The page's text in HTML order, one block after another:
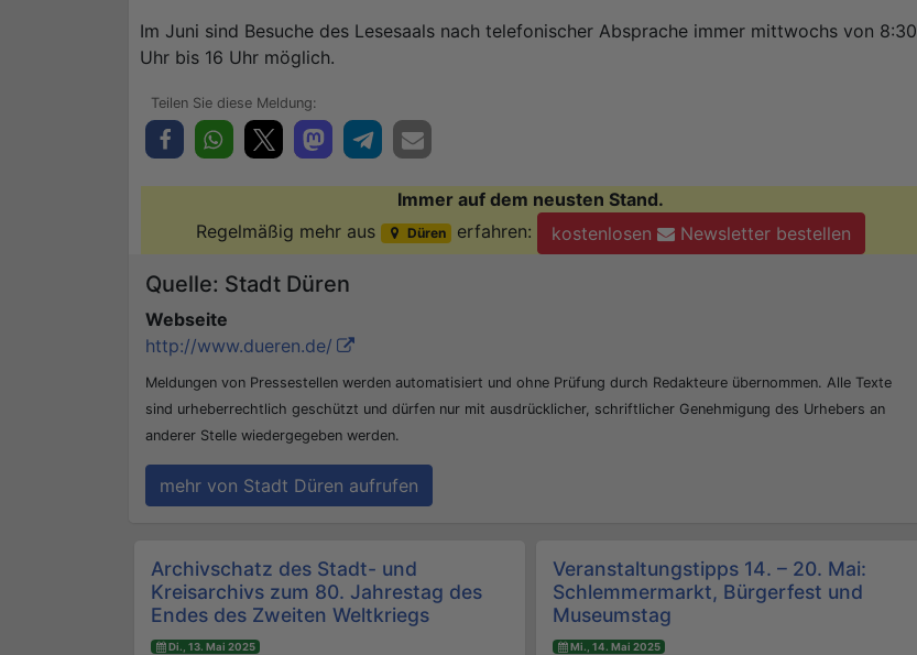
Im Juni sind Besuche des Lesesaals nach telefonischer Absprache immer mittwochs von 8:30
Uhr bis 16 Uhr möglich.
Immer auf dem neusten Stand.
Regelmäßig mehr aus
Düren erfahren: kostenlosen Newsletter bestellen
Quelle: Stadt Düren
Webseite
http://www.dueren.de/
Meldungen von Pressestellen werden automatisiert und ohne Prüfung durch Redakteure übernommen. Alle Texte
sind urheberrechtlich geschützt und dürfen nur mit ausdrücklicher, schriftlicher Genehmigung des Urhebers an
anderer Stelle wiedergegeben werden.
mehr von Stadt Düren aufrufen
Beitrags-Navigation
Archivschatz des Stadt- und
Kreisarchivs zum 80. Jahrestag des
Endes des Zweiten Weltkriegs
Di., 13. Mai 2025
Veranstaltungstipps 14. – 20. Mai:
Schlemmermarkt, Bürgerfest und
Museumstag
Mi., 14. Mai 2025